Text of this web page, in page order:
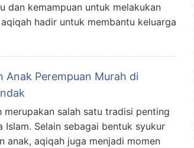
dan kemampuan untuk melakukan
hadir untuk membantu keluarga
Anak Perempuan Murah di
merupakan salah satu tradisi penting
Islam. Selain sebagai bentuk syukur
anak, aqiqah juga menjadi momen